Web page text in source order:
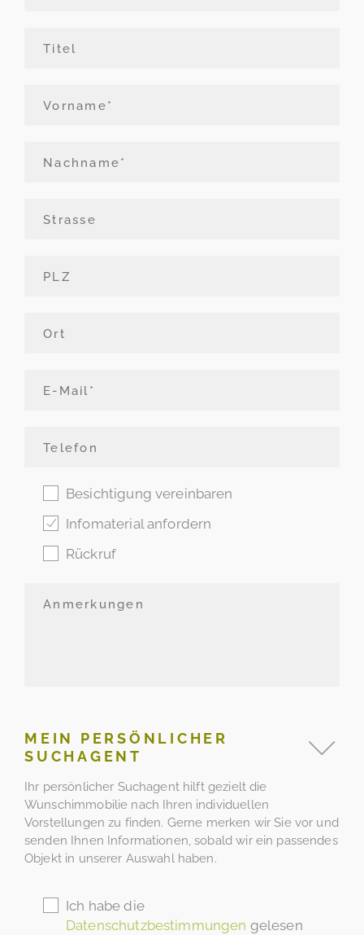
Besichtigung vereinbaren
Infomaterial anfordern
Rückruf
MEIN PERSÖNLICHER
SUCHAGENT
Ihr persönlicher Suchagent hilft gezielt die
Wunschimmobilie nach Ihren individuellen
Vorstellungen zu finden. Gerne merken wir Sie vor und
senden Ihnen Informationen, sobald wir ein passendes
Objekt in unserer Auswahl haben.
Ich habe die
Datenschutzbestimmungen gelesen